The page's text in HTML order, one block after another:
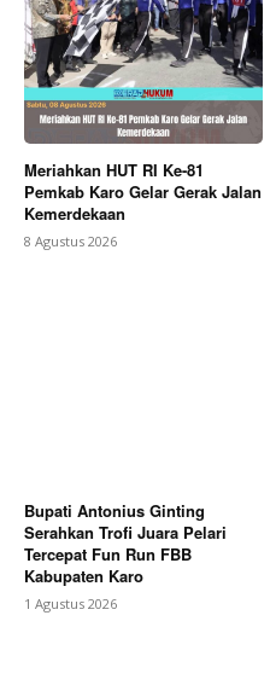
Meriahkan HUT RI Ke-81
Pemkab Karo Gelar Gerak Jalan
Kemerdekaan
8 Agustus 2026
Bupati Antonius Ginting
Serahkan Trofi Juara Pelari
Tercepat Fun Run FBB
Kabupaten Karo
1 Agustus 2026